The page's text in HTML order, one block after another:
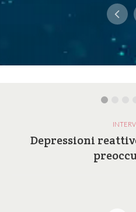
Depressioni